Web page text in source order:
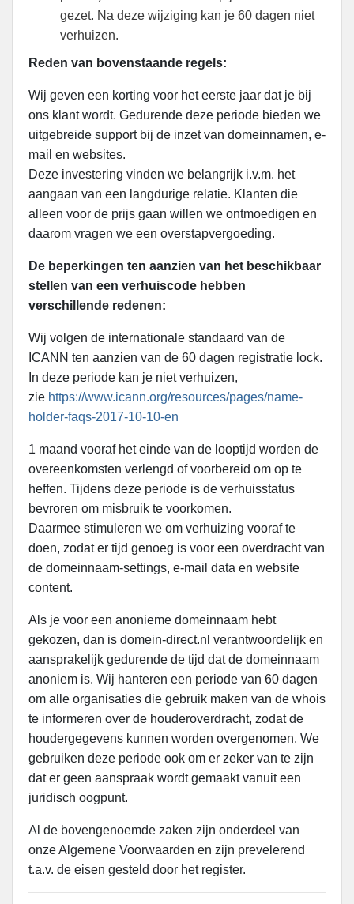
gezet. Na deze wijziging kan je 60 dagen niet
verhuizen.
Reden van bovenstaande regels:
Wij geven een korting voor het eerste jaar dat je bij
ons klant wordt. Gedurende deze periode bieden we
uitgebreide support bij de inzet van domeinnamen, e-
mail en websites.
Deze investering vinden we belangrijk i.v.m. het
aangaan van een langdurige relatie. Klanten die
alleen voor de prijs gaan willen we ontmoedigen en
daarom vragen we een overstapvergoeding.
De beperkingen ten aanzien van het beschikbaar
stellen van een verhuiscode hebben
verschillende redenen:
Wij volgen de internationale standaard van de
ICANN ten aanzien van de 60 dagen registratie lock.
In deze periode kan je niet verhuizen,
zie https://www.icann.org/resources/pages/name-
holder-faqs-2017-10-10-en
1 maand vooraf het einde van de looptijd worden de
overeenkomsten verlengd of voorbereid om op te
heffen. Tijdens deze periode is de verhuisstatus
bevroren om misbruik te voorkomen.
Daarmee stimuleren we om verhuizing vooraf te
doen, zodat er tijd genoeg is voor een overdracht van
de domeinnaam-settings, e-mail data en website
content.
Als je voor een anonieme domeinnaam hebt
gekozen, dan is domein-direct.nl verantwoordelijk en
aansprakelijk gedurende de tijd dat de domeinnaam
anoniem is. Wij hanteren een periode van 60 dagen
om alle organisaties die gebruik maken van de whois
te informeren over de houderoverdracht, zodat de
houdergegevens kunnen worden overgenomen. We
gebruiken deze periode ook om er zeker van te zijn
dat er geen aanspraak wordt gemaakt vanuit een
juridisch oogpunt.
Al de bovengenoemde zaken zijn onderdeel van
onze Algemene Voorwaarden en zijn prevelerend
t.a.v. de eisen gesteld door het register.